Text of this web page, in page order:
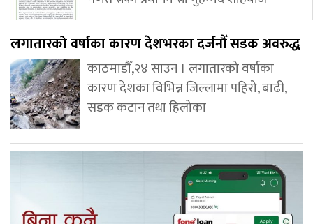
लगातारको वर्षाका कारण देशभरका दर्जनौँ सडक अवरुद्ध
काठमाडौँ,२४ साउन । लगातारको वर्षाका
कारण देशका विभिन्न जिल्लामा पहिरो, बाढी,
सडक कटान तथा हिलोका